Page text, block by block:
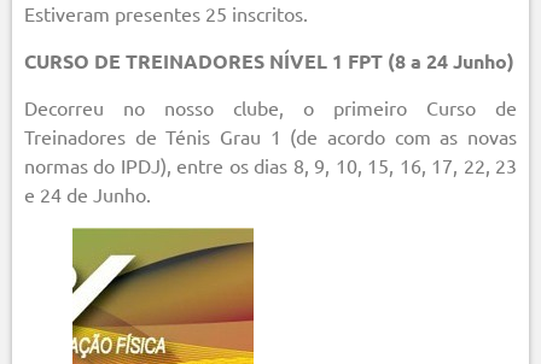
Estiveram presentes 25 inscritos.
CURSO DE TREINADORES NÍVEL 1 FPT (8 a 24 Junho)
Decorreu no nosso clube, o primeiro Curso de
Treinadores de Ténis Grau 1 (de acordo com as novas
normas do IPDJ), entre os dias 8, 9, 10, 15, 16, 17, 22, 23
e 24 de Junho.